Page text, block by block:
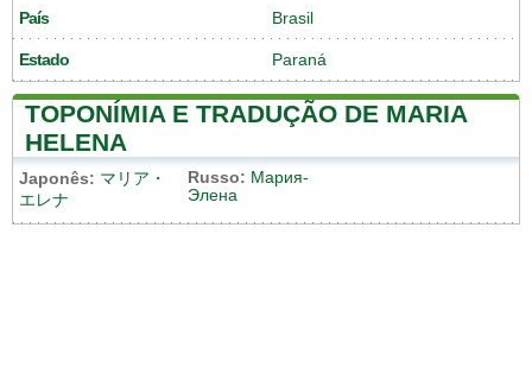
País Brasil
Estado Paraná
TOPONÍMIA E TRADUÇÃO DE MARIA
HELENA
Japonês: マリア・
エレナ
Russo: Мария-
Элена